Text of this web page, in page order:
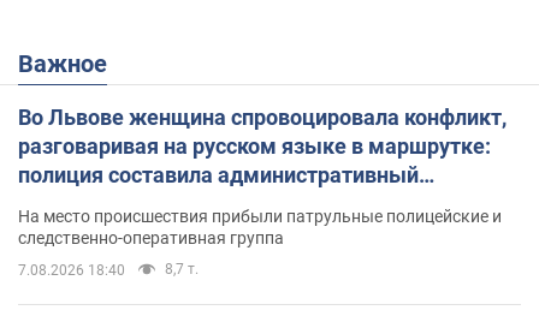
Важное
Во Львове женщина спровоцировала конфликт,
разговаривая на русском языке в маршрутке:
полиция составила административный
На место происшествия прибыли патрульные полицейские и
следственно-оперативная группа
7.08.2026 18:40 8,7 т.